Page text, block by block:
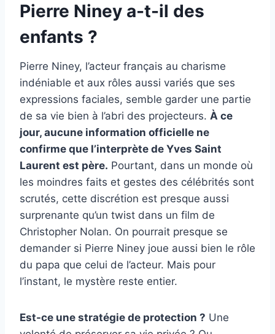
Pierre Niney a-t-il des
enfants ?
Pierre Niney, l’acteur français au charisme
indéniable et aux rôles aussi variés que ses
expressions faciales, semble garder une partie
de sa vie bien à l’abri des projecteurs. À ce
jour, aucune information officielle ne
confirme que l’interprète de Yves Saint
Laurent est père. Pourtant, dans un monde où
les moindres faits et gestes des célébrités sont
scrutés, cette discrétion est presque aussi
surprenante qu’un twist dans un film de
Christopher Nolan. On pourrait presque se
demander si Pierre Niney joue aussi bien le rôle
du papa que celui de l’acteur. Mais pour
l’instant, le mystère reste entier.
Est-ce une stratégie de protection ? Une